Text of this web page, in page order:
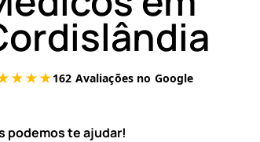
podemos te ajudar!